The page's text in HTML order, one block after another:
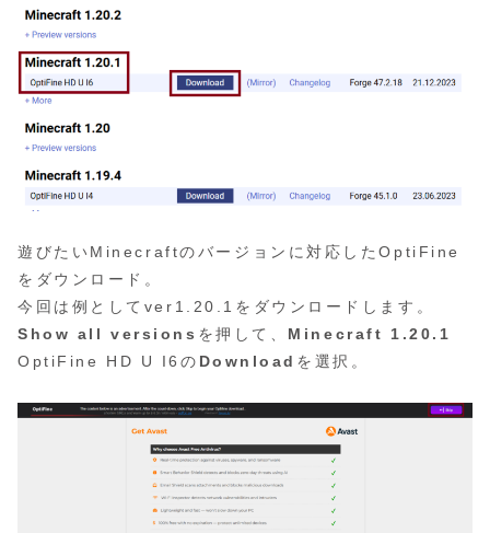
遊びたいMinecraftのバージョンに対応したOptiFine
をダウンロード。
今回は例としてver1.20.1をダウンロードします。
Show all versions を押して、 Minecraft
1.20.1
OptiFine HD U I6の Download を選択。